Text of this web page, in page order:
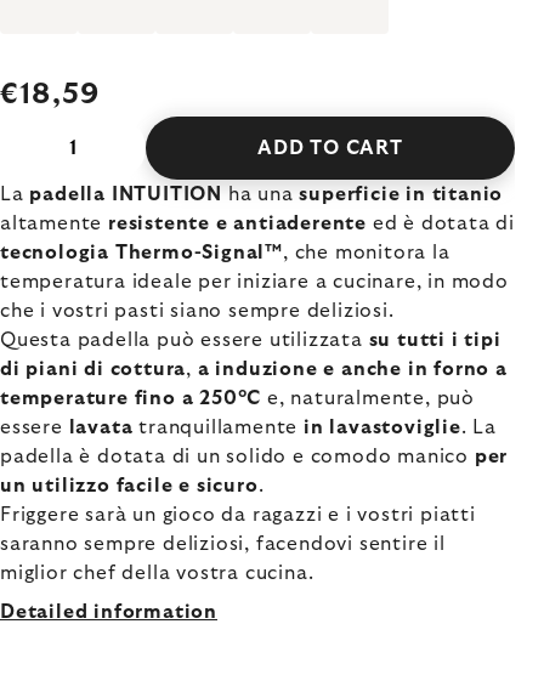
€18,59
ADD TO CART
La padella INTUITION ha unasuperficie in titanio
altamente resistente e antiaderente ed è dotata di
tecnologia Thermo-Signal™, che monitora la
temperatura ideale per iniziare a cucinare, in modo
che i vostri pasti siano sempre deliziosi.
Questa padella può essere utilizzata su tutti i tipi
di piani di cottura, a induzione e anche in forno a
temperature fino a 250°Ce, naturalmente, può
essere
lavata tranquillamente in lavastoviglie. La
padella è dotata di un solido e comodo manico per
un utilizzo facile e sicuro.
Friggere sarà un gioco da ragazzi e i vostri piatti
saranno sempre deliziosi, facendovi sentire il
miglior chef della vostra cucina.
Detailed information